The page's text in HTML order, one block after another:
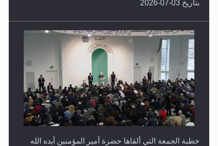
خطبة الجمعة التي ألقاها حضرة أمير المؤمنين أيده الله